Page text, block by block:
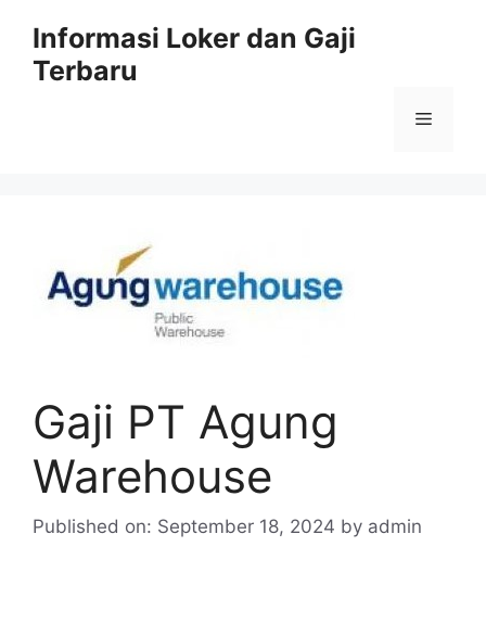
content
Informasi Loker dan Gaji
Terbaru
Menu
Gaji PT Agung
Warehouse
Published on: September 18, 2024 by admin